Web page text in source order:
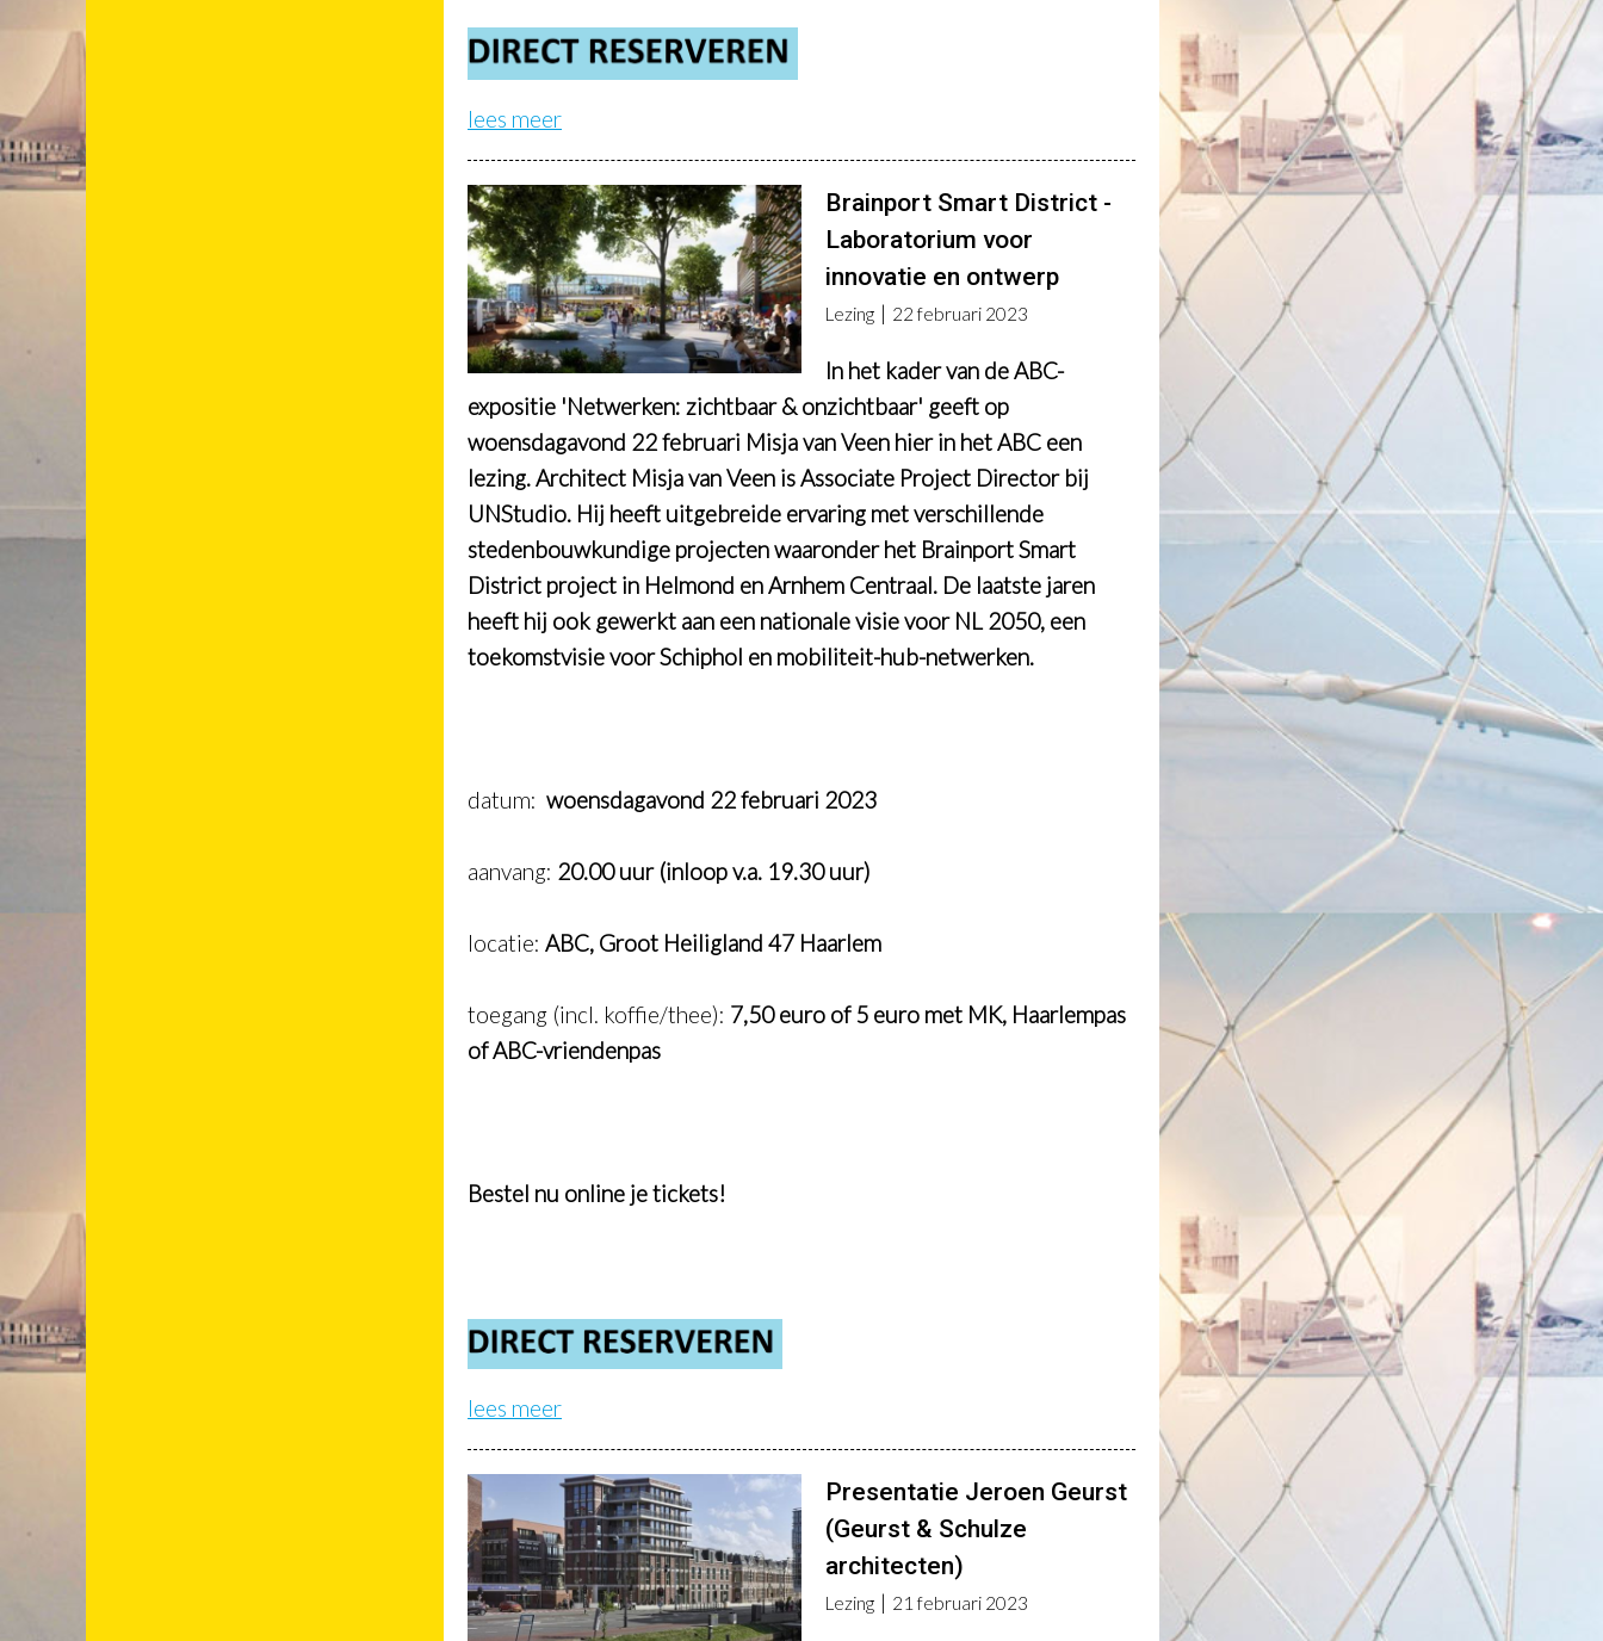
lees meer
Brainport Smart District -
Laboratorium voor
innovatie en ontwerp
Lezing 22 februari 2023
In het kader van de ABC-
expositie 'Netwerken: zichtbaar & onzichtbaar' geeft op
woensdagavond 22 februari Misja van Veen hier in het ABC een
lezing. Architect Misja van Veen is Associate Project Director bij
UNStudio. Hij heeft uitgebreide ervaring met verschillende
stedenbouwkundige projecten waaronder het Brainport Smart
District project in Helmond en Arnhem Centraal. De laatste jaren
heeft hij ook gewerkt aan een nationale visie voor NL 2050, een
toekomstvisie voor Schiphol en mobiliteit-hub-netwerken.
datum: woensdagavond 22 februari 2023
aanvang: 20.00 uur (inloop v.a. 19.30 uur)
locatie: ABC, Groot Heiligland 47 Haarlem
toegang (incl. koffie/thee): 7,50 euro of 5 euro met MK, Haarlempas
of ABC-vriendenpas
Bestel nu online je tickets!
lees meer
Presentatie Jeroen Geurst
(Geurst & Schulze
architecten)
Lezing 21 februari 2023